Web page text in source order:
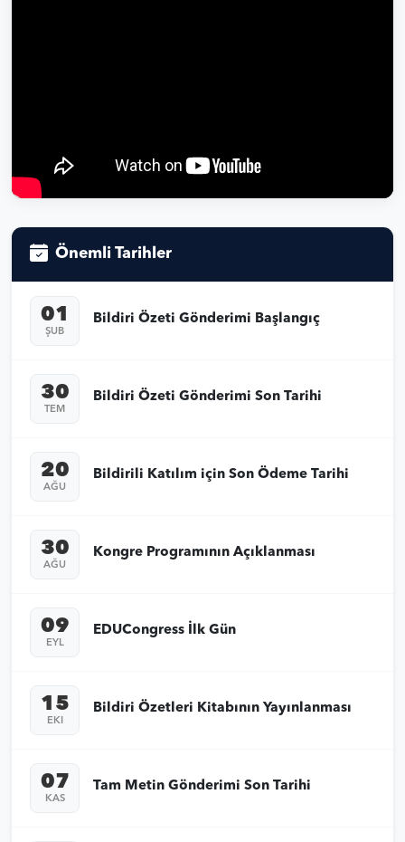
Önemli Tarihler
01
ŞUB
Bildiri Özeti Gönderimi Başlangıç
30
TEM
Bildiri Özeti Gönderimi Son Tarihi
20
AĞU
Bildirili Katılım için Son Ödeme Tarihi
30
AĞU
Kongre Programının Açıklanması
09
EYL
EDUCongress İlk Gün
15
EKI
Bildiri Özetleri Kitabının Yayınlanması
07
KAS
Tam Metin Gönderimi Son Tarihi